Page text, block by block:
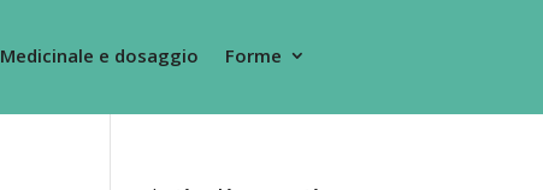
Medicinale e dosaggio Forme